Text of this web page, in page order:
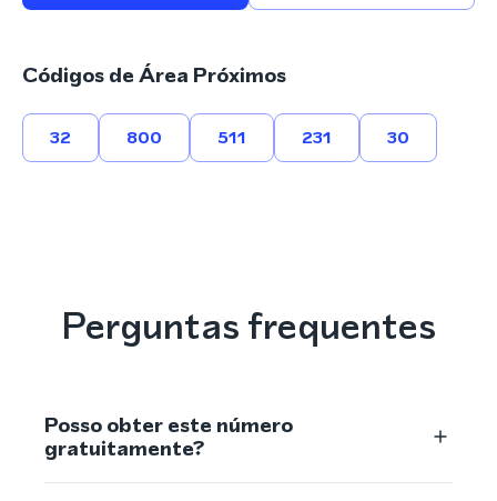
Códigos de Área Próximos
32 800 511 231 30
Perguntas frequentes
Posso obter este número
gratuitamente?